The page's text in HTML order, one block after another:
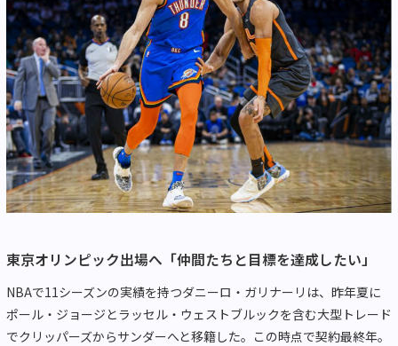
東京オリンピック出場へ「仲間たちと目標を達成したい」
NBAで11シーズンの実績を持つダニーロ・ガリナーリは、昨年夏に
ポール・ジョージとラッセル・ウェストブルックを含む大型トレード
でクリッパーズからサンダーへと移籍した。この時点で契約最終年。